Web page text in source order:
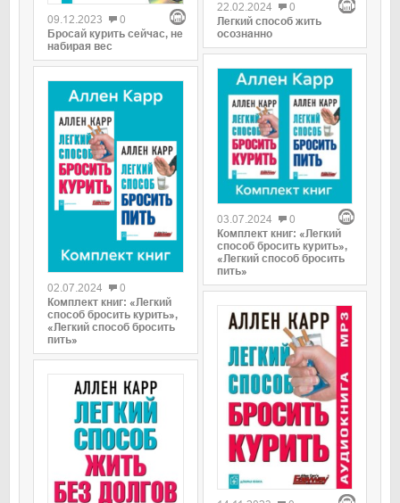
09.12.2023
0
Бросай курить сейчас, не
набирая вес
02.07.2024
0
Комплект книг: «Легкий
способ бросить курить»,
«Легкий способ бросить
пить»
22.02.2024
0
Легкий способ жить
осознанно
03.07.2024
0
Комплект книг: «Легкий
способ бросить курить»,
«Легкий способ бросить
пить»